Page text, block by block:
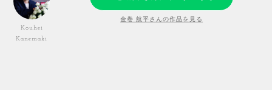
Kouhei
Kanemaki
金巻 航平さんの作品を見る